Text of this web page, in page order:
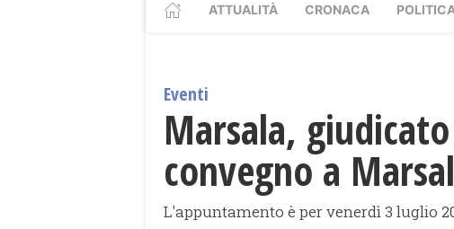
ATTUALITÀ CRONACA
Eventi
Marsala,
convegno a
L'appuntamento è per venerdì 3 luglio